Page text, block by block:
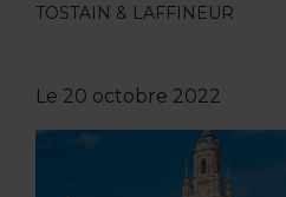
TOSTAIN & LAFFINEUR
Le 20 octobre 2022